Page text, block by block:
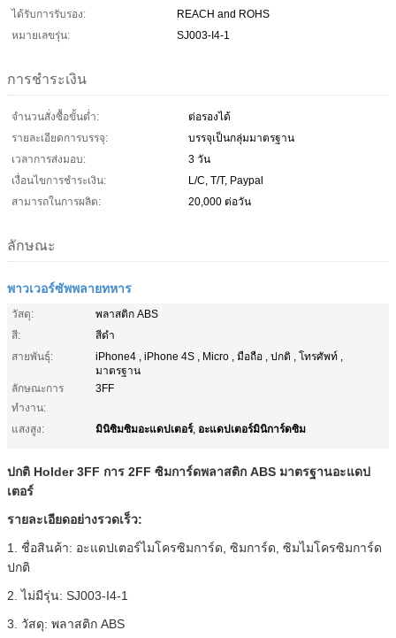
ได้รับการรับรอง:
REACH and ROHS
หมายเลขรุ่น:
SJ003-I4-1
การชำระเงิน
จำนวนสั่งซื้อขั้นต่ำ:
ต่อรองได้
รายละเอียดการบรรจุ:
บรรจุเป็นกลุ่มมาตรฐาน
เวลาการส่งมอบ:
3 วัน
เงื่อนไขการชำระเงิน:
L/C, T/T, Paypal
สามารถในการผลิต:
20,000 ต่อวัน
ลักษณะ
พาวเวอร์ซัพพลายทหาร
วัสดุ:
พลาสติก ABS
สี:
สีดำ
สายพันธุ์:
iPhone4 , iPhone 4S , Micro , มือถือ , ปกติ , โทรศัพท์ ,
มาตรฐาน
ลักษณะการ
ทำงาน:
3FF
แสงสูง: มินิซิมซิมอะแดปเตอร์, อะแดปเตอร์มินิการ์ดซิม
ปกติ Holder 3FF การ 2FF ซิมการ์ดพลาสติก ABS มาตรฐานอะแดป
เตอร์
รายละเอียดอย่างรวดเร็ว:
1. ชื่อสินค้า: อะแดปเตอร์ไมโครซิมการ์ด, ซิมการ์ด, ซิมไมโครซิมการ์ด
ปกติ
2. ไม่มีรุ่น: SJ003-I4-1
3. วัสดุ: พลาสติก ABS